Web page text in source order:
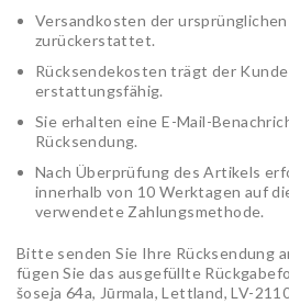
Versandkosten der
zurückerstattet.
Rücksendekosten trägt der
erstattungsfähig.
Sie erhalten eine E-Mail-
Rücksendung.
Nach Überprüfung des Artikels
innerhalb von 10 Werktagen auf
verwendete Zahlungsmethode.
Bitte senden Sie Ihre Rücksendung
fügen Sie das ausgefüllte
šoseja 64a, Jūrmala, Lettland, LV-